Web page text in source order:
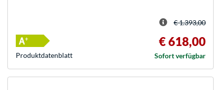
€ 1.393,00
€ 618,00
Sofort verfügbar
Produkt­datenblatt